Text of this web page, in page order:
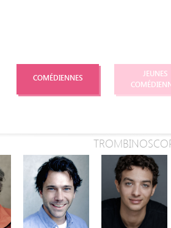
COMÉDIENNES
JEUNES